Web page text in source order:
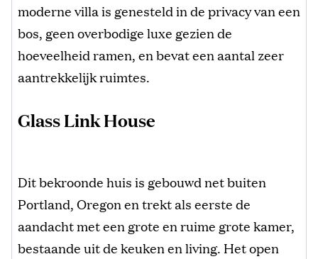
moderne villa is genesteld in de privacy van een
bos, geen overbodige luxe gezien de
hoeveelheid ramen, en bevat een aantal zeer
aantrekkelijk ruimtes.
Glass Link House
Dit bekroonde huis is gebouwd net buiten
Portland, Oregon en trekt als eerste de
aandacht met een grote en ruime grote kamer,
bestaande uit de keuken en living. Het open